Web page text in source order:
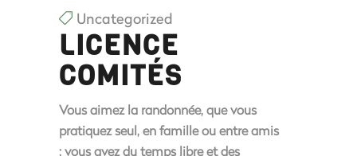
Uncategorized
LICENCE
COMITÉS
Vous aimez la randonnée, que vous
pratiquez seul, en famille ou entre amis
;vous avez du temps libreet des